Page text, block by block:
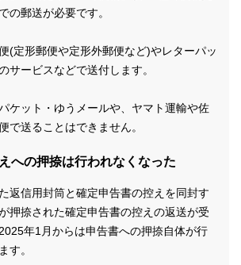
の郵送が必要です。
(定形郵便や定形外郵便など)やレターパッ
サービスなどで送付します。
ケット・ゆうメールや、ヤマト運輸や佐
で送ることはできません。
への押捺は行われなくなった
返信用封筒と確定申告書の控えを同封す
押捺された確定申告書の控えの返送が受
年1月からは申告書への押捺自体が行
す。